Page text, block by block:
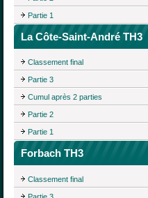
Partie 1
La Côte-Saint-André TH3
Classement final
Partie 3
Cumul après 2 parties
Partie 2
Partie 1
Forbach TH3
Classement final